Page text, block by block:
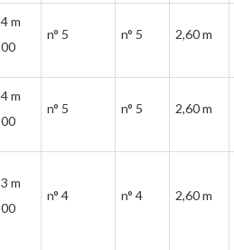
4 m
00
n° 5 n° 5 2,60 m
4 m
00
n° 5 n° 5 2,60 m
3 m
00
n° 4 n° 4 2,60 m